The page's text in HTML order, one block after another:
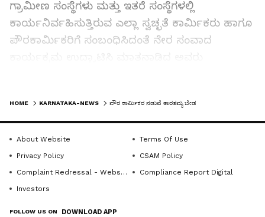
ಗ್ರಾಮೀಣ ಸಂಸ್ಥೆಗಳು ಮತ್ತು ಇತರೆ ಸಂಸ್ಥೆಗಳಲ್ಲಿ
ಕಾರ್ಯನಿರ್ವಹಿಸುತ್ತಿರುವ ಎಲ್ಲಾ ಸ್ವಚ್ಛತೆ ಕಾರ್ಮಿಕರು ಹಾಗೂ
ಪೌರಕಾರ್ಮಿಕರಿಗೆ ಸಂಬಂಧಿಸಿದಂತೆ ನೇರ ಸಂವಾದ
ಕೊಡಿಸುವ ಪ್ರಯತ್ನ ಪಡುತ್ತದೆ ಎಂದು ತಿಳಿಸಿದರು.ನಗರದಲ್ಲಿ
ಹೊರಗುತ್ತಿಗೆ ಪೌರಕಾರ್ಮಿಕರಿಗೆ ಮತ್ತು ಖಾಯಂ
ಪೌರಕಾರ್ಮಿಕರಿಗೆ ಅಧಿಕಾರಿಗಳು ತಾರತಮ್ಯ ಮಾಡದೇ
ಸುರಕ್ಷತಾ ಪರಿಕರಗಳಾದ ಬೂಟು, ಗ್ಲೌವ್‌, ಎರೆಡು ಜೊತೆ
ಸಮವಸ್ತ್ರ, ವರ್ಷಕ್ಕೆ ಮೂರು ಬಾರಿ ಆರೋಗ್ಯ ತಪಾಸಣೆಯನ್ನು
ಕಡ್ಡಾಯವಾಗಿ ಮಾಡಿಸಬೇಕು ಹಾಗೂ ಉತ್ತಮವಾದ ಊಟ
ತಿಂಡಿ ವ್ಯವಸ್ಥೆಯನ್ನು ನೀಡಬೇಕು ಎಂದು ತಿಳಿಸಿದರು.
HOME KARNATAKA-NEWS ಪೌರ ಕಾರ್ಮಿಕರ ನಡುವೆ ತಾರತಮ್ಯ ಬೇಡ
About Website
Terms Of Use
Privacy Policy
CSAM Policy
Complaint Redressal - Website
Compliance Report Digital
Investors
FOLLOW US ON DOWNLOAD APP